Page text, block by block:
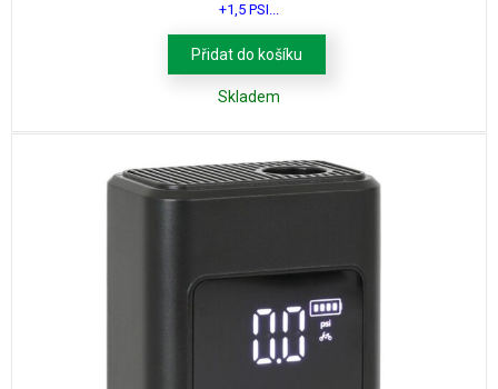
+1,5 PSI...
Přidat do košíku
Skladem